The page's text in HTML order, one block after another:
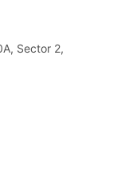
Sector 2,